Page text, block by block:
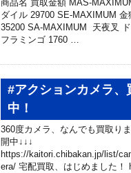
商品名 買取金額 MAS-
ダイル 29700 SE-MAXIMUM 金
35200 SA-MAXIMUM 天夜叉
フラミンゴ 1760 …
#アクションカメラ、
中！
360度カメラ、なんでも買取り
開中↓↓↓
https://kaitori.chibakan.jp/list/
era/ 宅配買取、はじめました！